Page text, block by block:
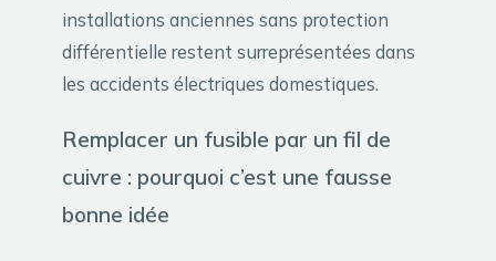
installations anciennes sans protection
différentielle restent surreprésentées dans
les accidents électriques domestiques.
Remplacer un fusible par un fil de
cuivre : pourquoi c’est une fausse
bonne idée